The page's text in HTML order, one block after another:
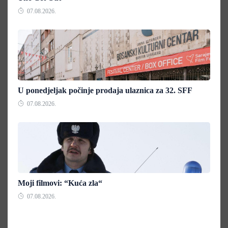
07.08.2026.
U ponedjeljak počinje prodaja ulaznica za 32. SFF
07.08.2026.
Moji filmovi: “Kuća zla“
07.08.2026.